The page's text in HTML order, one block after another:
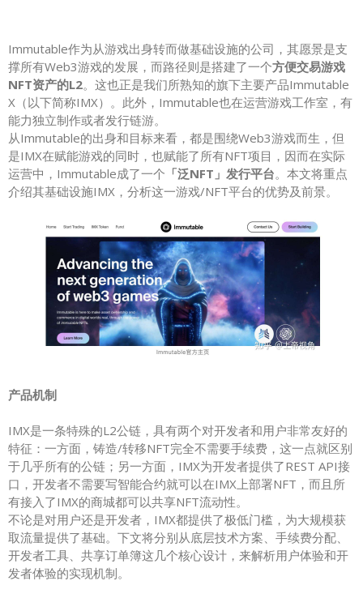
Immutable作为从游戏出身转而做基础设施的公司，其愿景是支
撑所有Web3游戏的发展，而路径则是搭建了一个方便交易游戏
NFT资产的L2。这也正是我们所熟知的旗下主要产品Immutable
X（以下简称IMX）。此外，Immutable也在运营游戏工作室，有
能力独立制作或者发行链游。
从Immutable的出身和目标来看，都是围绕Web3游戏而生，但
是IMX在赋能游戏的同时，也赋能了所有NFT项目，因而在实际
运营中，Immutable成了一个 「泛NFT」发行平台。本文将重点
介绍其基础设施IMX，分析这一游戏/NFT平台的优势及前景。
产品机制
IMX是一条特殊的L2公链，具有两个对开发者和用户非常友好的
特征：一方面，铸造/转移NFT完全不需要手续费，这一点就区别
于几乎所有的公链；另一方面，IMX为开发者提供了REST API接
口，开发者不需要写智能合约就可以在IMX上部署NFT，而且所
有接入了IMX的商城都可以共享NFT流动性。
不论是对用户还是开发者，IMX都提供了极低门槛，为大规模获
取流量提供了基础。下文将分别从底层技术方案、手续费分配、
开发者工具、共享订单簿这几个核心设计，来解析用户体验和开
发者体验的实现机制。